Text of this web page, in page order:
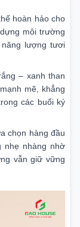
hoàn hảo cho
môi trường
lượng tươi
– xanh than
mẽ, khẳng
các buổi ký
chọn hàng đầu
nhẹ nhàng nhờ
vẫn giữ vững